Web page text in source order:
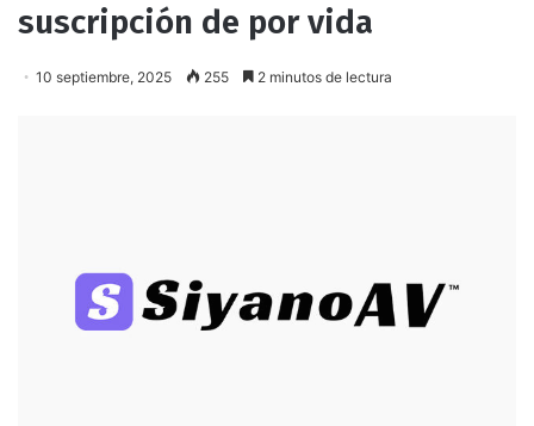
suscripción de por vida
10 septiembre, 2025 255 2 minutos de lectura